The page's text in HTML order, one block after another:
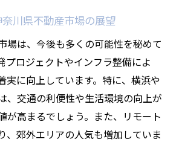
川県不動産市場の展望
場は、今後も多くの可能性を秘めて
プロジェクトやインフラ整備によ
実に向上しています。特に、横浜や
、交通の利便性や生活環境の向上が
が高まるでしょう。また、リモート
、郊外エリアの人気も増加していま